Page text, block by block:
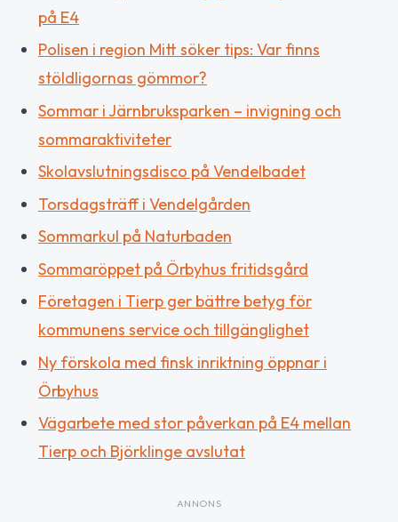
på E4
Polisen i region Mitt söker tips: Var finns
stöldligornas gömmor?
Sommar i Järnbruksparken – invigning och
sommaraktiviteter
Skolavslutningsdisco på Vendelbadet
Torsdagsträff i Vendelgården
Sommarkul på Naturbaden
Sommaröppet på Örbyhus fritidsgård
Företagen i Tierp ger bättre betyg för
kommunens service och tillgänglighet
Ny förskola med finsk inriktning öppnar i
Örbyhus
Vägarbete med stor påverkan på E4 mellan
Tierp och Björklinge avslutat
ANNONS